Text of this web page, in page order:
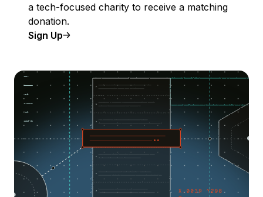
a tech-focused charity to receive a matching
donation.
Sign Up